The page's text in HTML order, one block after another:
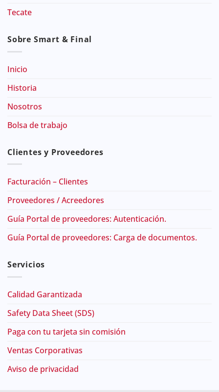
Tecate
Sobre Smart & Final
Inicio
Historia
Nosotros
Bolsa de trabajo
Clientes y Proveedores
Facturación – Clientes
Proveedores / Acreedores
Guía Portal de proveedores: Autenticación.
Guía Portal de proveedores: Carga de documentos.
Servicios
Calidad Garantizada
Safety Data Sheet (SDS)
Paga con tu tarjeta sin comisión
Ventas Corporativas
Aviso de privacidad